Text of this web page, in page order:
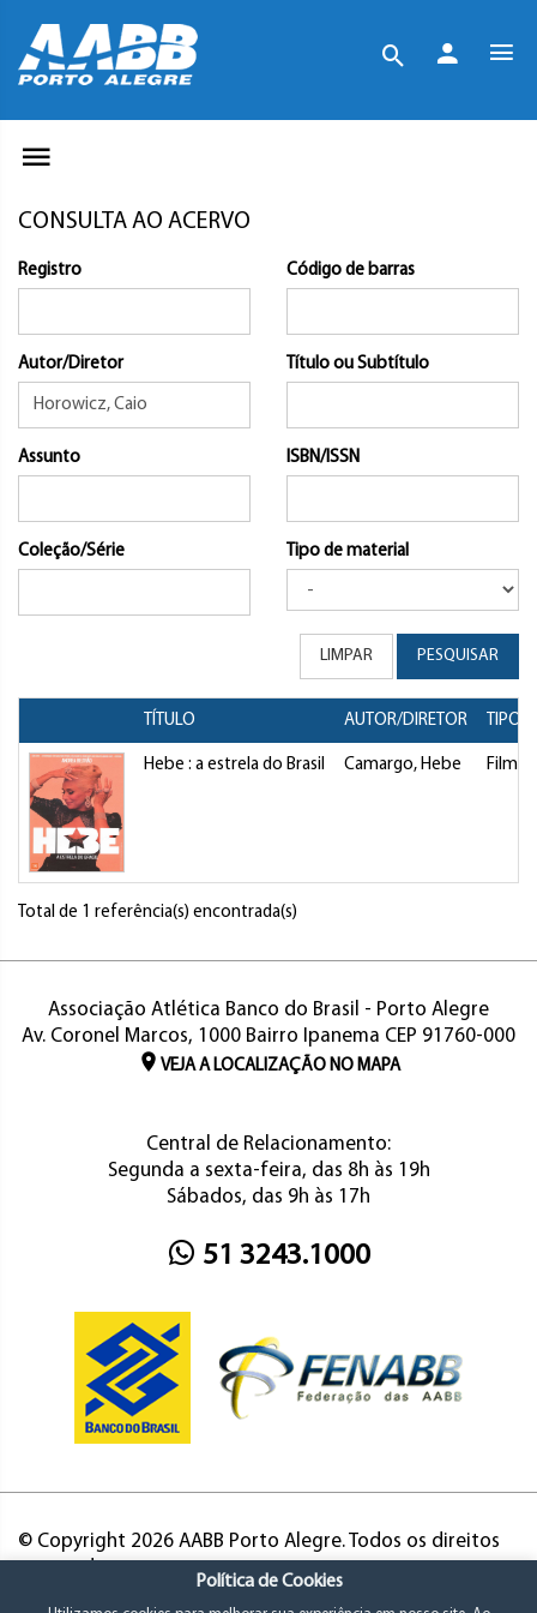
CONSULTA AO ACERVO
Registro Código de barras
Autor/Diretor Título ou Subtítulo
Assunto ISBN/ISSN
Coleção/Série Tipo de material
LIMPAR PESQUISAR
TÍTULO AUTOR/DIRETOR TIPO
Hebe : a estrela do Brasil Camargo, Hebe Filme
Total de 1 referência(s) encontrada(s)
Associação Atlética Banco do Brasil - Porto Alegre
Av. Coronel Marcos, 1000 Bairro Ipanema CEP 91760-000
VEJA A LOCALIZAÇÃO NO MAPA
Central de Relacionamento:
Segunda a sexta-feira, das 8h às 19h
Sábados, das 9h às 17h
51 3243.1000
© Copyright 2026 AABB Porto Alegre. Todos os direitos
Política de Cookies